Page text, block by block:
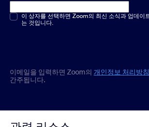
객관식 또는 단답형*
이 상자를 선택하면 Zoom의 최신 소식과 업데이
는 것입니다.
이메일을 입력하면 Zoom의 개인정보 처리방침
간주됩니다.